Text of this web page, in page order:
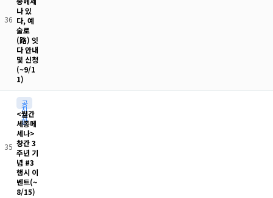
36
나 있
다, 예
술로
(路) 잇
다 안내
및 신청
(~9/1
1)
35
공
지
사
항
<월간
세종메
세나>
창간 3
주년 기
념 #3
행시 이
벤트(~
8/15)